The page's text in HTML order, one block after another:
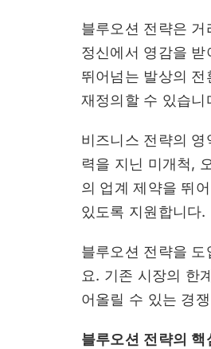
블루오션 전략은
정신에서 영감을
뛰어넘는 발상의
재정의할 수 있습니
비즈니스 전략의 영
력을 지닌 미개척,
의 업계 제약을 뛰
있도록 지원합니다.
블루오션 전략을
요. 기존 시장의 한
어올릴 수 있는 경
블루오션 전략의 핵